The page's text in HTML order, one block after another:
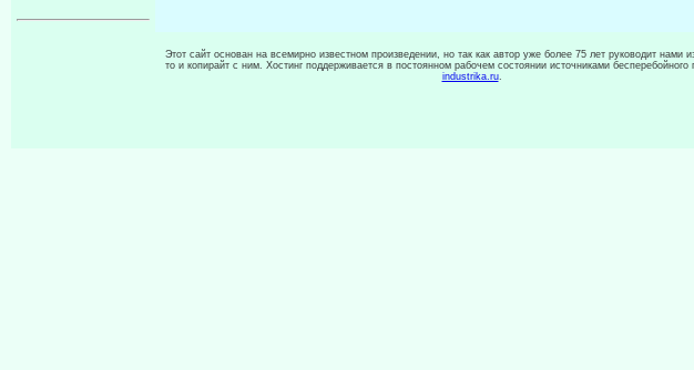
Этот сайт основан на всемирно известном произведении, но так как автор уже более 75 лет руководит нами
то и копирайт с ним. Хостинг поддерживается в постоянном рабочем состоянии источниками
industrika.ru.